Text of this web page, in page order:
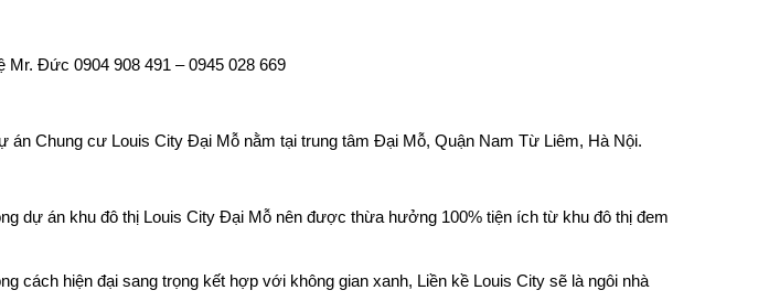
Mr. Đức 0904 908 491 – 0945 028 669
án Chung cư Louis City Đại Mỗ nằm tại trung tâm Đại Mỗ, Quận Nam Từ Liêm, Hà Nội.
dự án khu đô thị Louis City Đại Mỗ nên được thừa hưởng 100% tiện ích từ khu đô thị đem
cách hiện đại sang trọng kết hợp với không gian xanh, Liền kề Louis City sẽ là ngôi nhà